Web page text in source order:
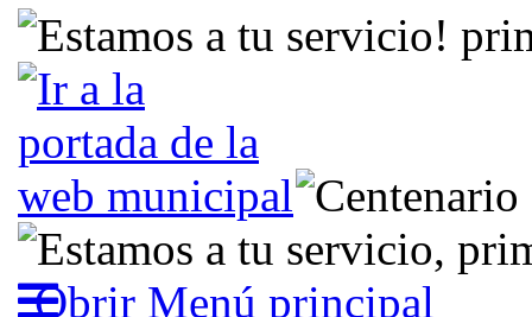
Obrir Menú principal